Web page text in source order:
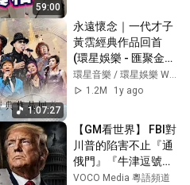
59:00
｜乾眼症 打工仔 必
知 眼乾 解決方法｜
#Bowtie
1:07:27
永遠懷念｜一代才子
黃霑經典作品回首
(環星娛樂 - 匯聚金曲
丨打造經典)
1.2M
1y ago
【GM看世界】 FBI對
川普的陷害不止『通
俄門』『牛津逗號』
才是更瘋狂的計劃｜
VOCO Media 粵語頻道